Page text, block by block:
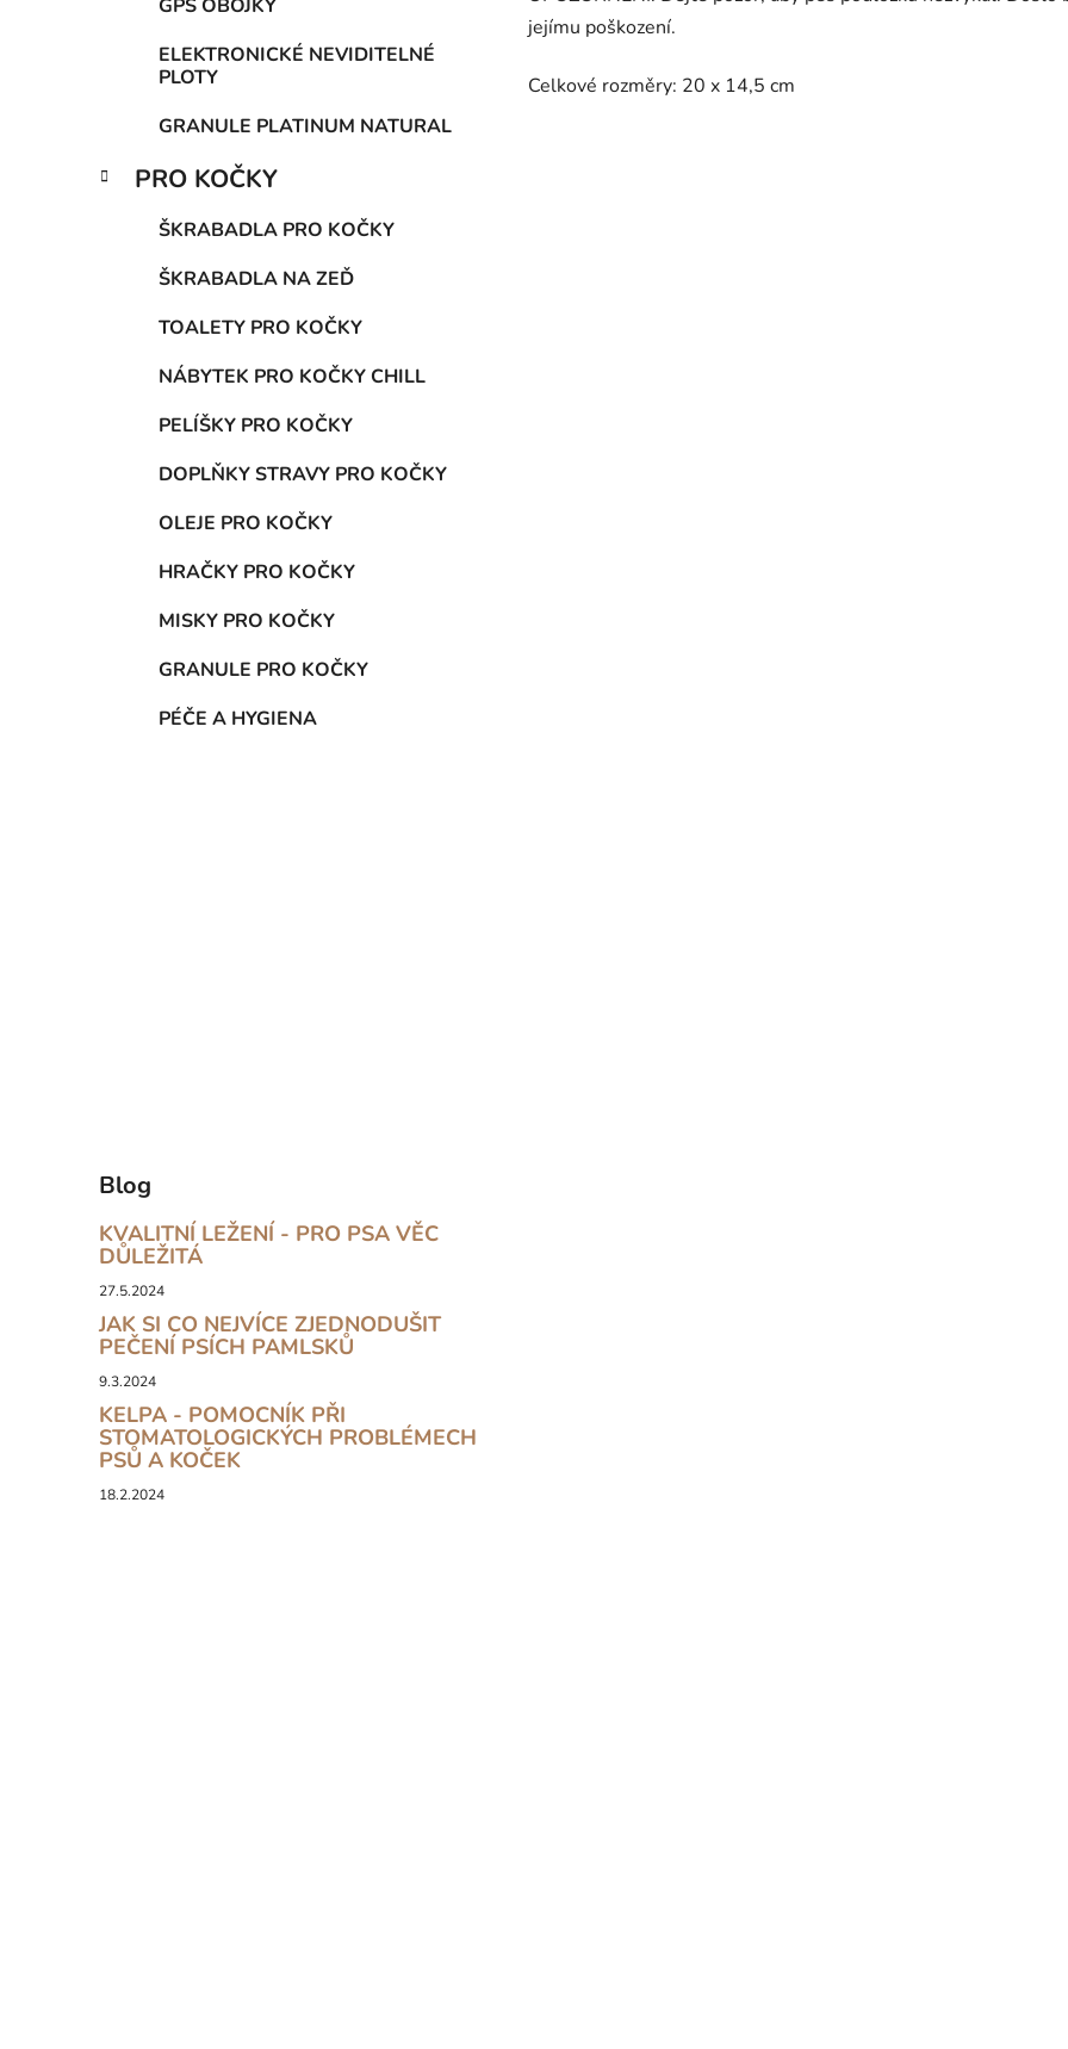
GPS OBOJKY
ELEKTRONICKÉ NEVIDITELNÉ
PLOTY
GRANULE PLATINUM NATURAL
PRO KOČKY
ŠKRABADLA PRO KOČKY
ŠKRABADLA NA ZEĎ
TOALETY PRO KOČKY
NÁBYTEK PRO KOČKY CHILL
PELÍŠKY PRO KOČKY
DOPLŇKY STRAVY PRO KOČKY
OLEJE PRO KOČKY
HRAČKY PRO KOČKY
MISKY PRO KOČKY
GRANULE PRO KOČKY
PÉČE A HYGIENA
Blog
KVALITNÍ LEŽENÍ - PRO PSA VĚC
DŮLEŽITÁ
27.5.2024
JAK SI CO NEJVÍCE ZJEDNODUŠIT
PEČENÍ PSÍCH PAMLSKŮ
9.3.2024
KELPA - POMOCNÍK PŘI
STOMATOLOGICKÝCH PROBLÉMECH
PSŮ A KOČEK
18.2.2024
jejímu poškození.
Celkové rozměry: 20 x 14,5 cm